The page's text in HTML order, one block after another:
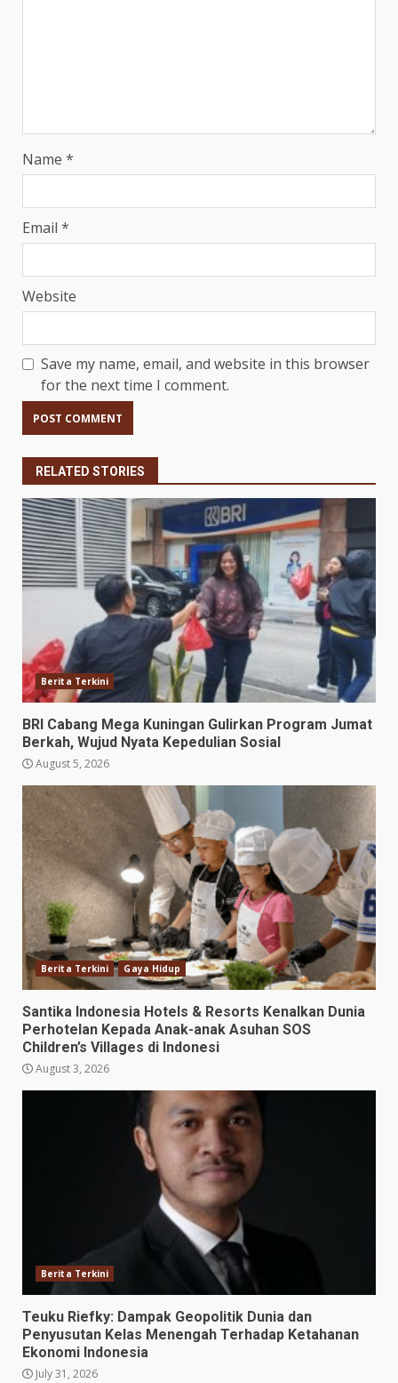
Name *
Email *
Website
Save my name, email, and website in this browser
for the next time I comment.
RELATED STORIES
Berita Terkini
BRI Cabang Mega Kuningan Gulirkan Program Jumat
Berkah, Wujud Nyata Kepedulian Sosial
August 5, 2026
Berita Terkini Gaya Hidup
Santika Indonesia Hotels & Resorts Kenalkan Dunia
Perhotelan Kepada Anak-anak Asuhan SOS
Children’s Villages di Indonesi
August 3, 2026
Berita Terkini
Teuku Riefky: Dampak Geopolitik Dunia dan
Penyusutan Kelas Menengah Terhadap Ketahanan
Ekonomi Indonesia
July 31, 2026